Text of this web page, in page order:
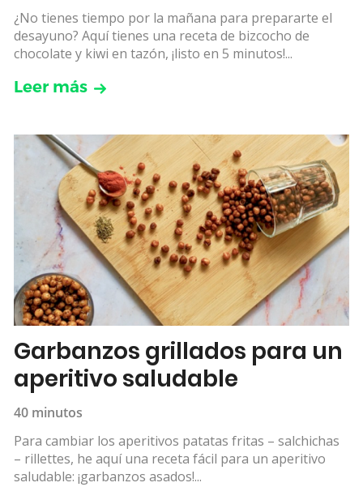
¿No tienes tiempo por la mañana para prepararte el
desayuno? Aquí tienes una receta de bizcocho de
chocolate y kiwi en tazón, ¡listo en 5 minutos!...
Leer más
Garbanzos grillados para un
aperitivo saludable
40 minutos
Para cambiar los aperitivos patatas fritas – salchichas
– rillettes, he aquí una receta fácil para un aperitivo
saludable: ¡garbanzos asados!...